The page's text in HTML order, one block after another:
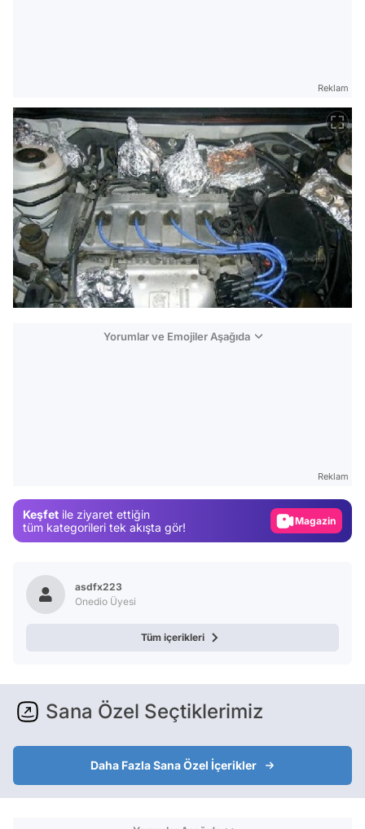
Reklam
Yorumlar ve Emojiler Aşağıda
Reklam
Keşfet ile ziyaret ettiğin
tüm kategorileri tek akışta gör!
Video
asdfx223
Onedio Üyesi
Tüm içerikleri
Sana Özel Seçtiklerimiz
Daha Fazla Sana Özel İçerikler